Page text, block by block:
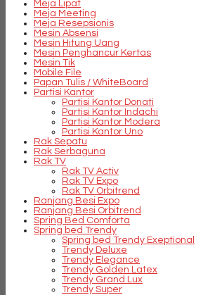
Meja Lipat
Meja Meeting
Meja Resepsionis
Mesin Absensi
Mesin Hitung Uang
Mesin Penghancur Kertas
Mesin Tik
Mobile File
Papan Tulis / WhiteBoard
Partisi Kantor
Partisi Kantor Donati
Partisi Kantor Indachi
Partisi Kantor Modera
Partisi Kantor Uno
Rak Sepatu
Rak Serbaguna
Rak TV
Rak TV Activ
Rak TV Expo
Rak TV Orbitrend
Ranjang Besi Expo
Ranjang Besi Orbitrend
Spring Bed Comforta
Spring bed Trendy
Spring bed Trendy Exeptional
Trendy Deluxe
Trendy Elegance
Trendy Golden Latex
Trendy Grand Lux
Trendy Super